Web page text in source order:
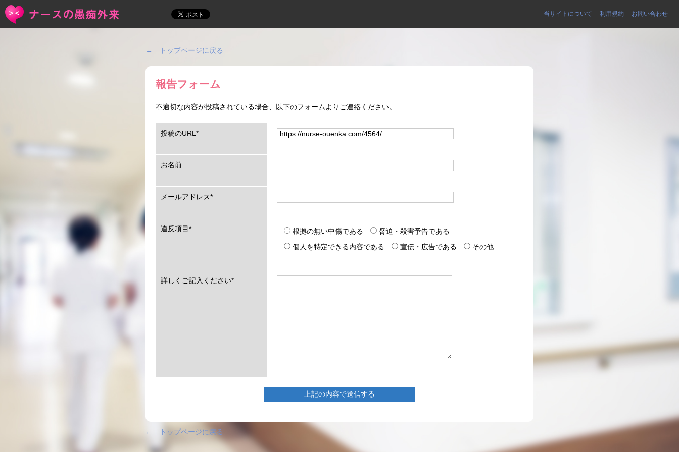
当サイトについて 利用規約 お問い合わせ
← トップページに戻る
報告フォーム
不適切な内容が投稿されている場合、以下のフォームよりご連絡ください。
投稿のURL *
お名前
メールアドレス*
違反項目* 根拠の無い中傷である
脅迫・殺害予告である
個人を特定できる内容である
宣伝・広告である その他
詳しくご記入ください*
← トップページに戻る